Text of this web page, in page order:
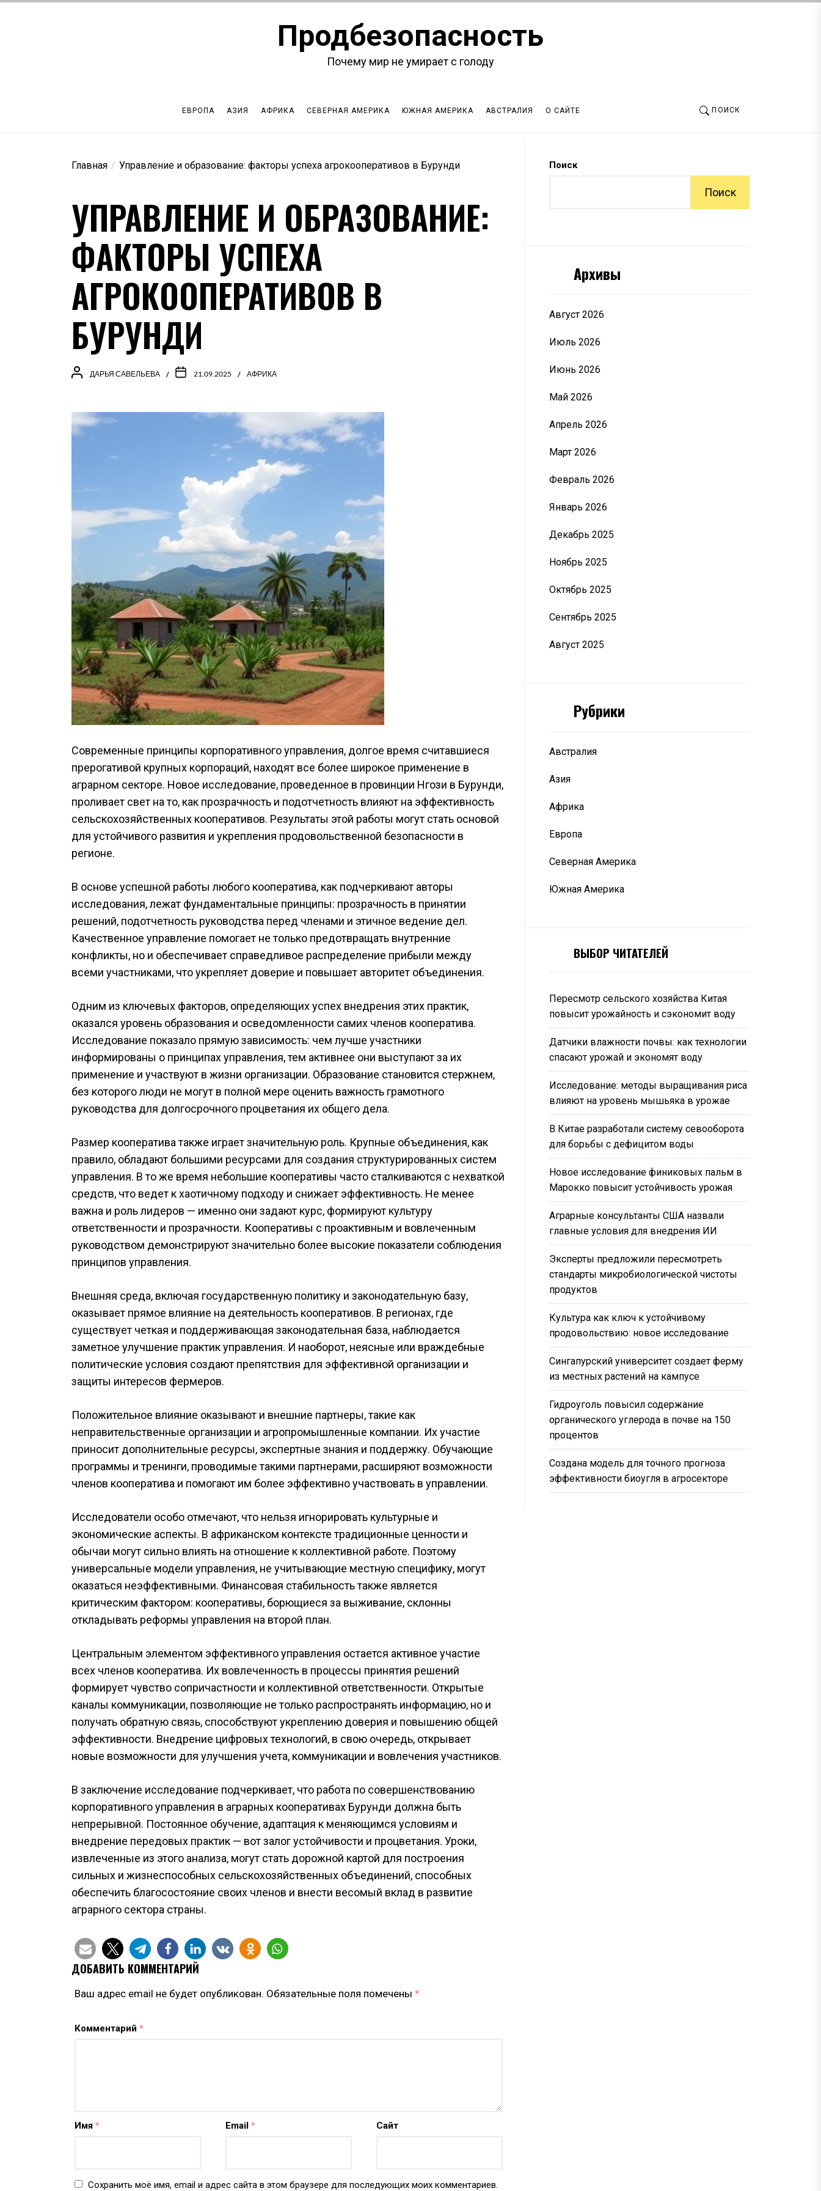
Продбезопасность
Почему мир не умирает с голоду
ЕВРОПА АЗИЯ АФРИКА СЕВЕРНАЯ АМЕРИКА ЮЖНАЯ АМЕРИКА АВСТРАЛИЯ О САЙТЕ ПОИСК
Главная Управление и образование: факторы успеха агрокооперативов в Бурунди
УПРАВЛЕНИЕ И ОБРАЗОВАНИЕ:
ФАКТОРЫ УСПЕХА
АГРОКООПЕРАТИВОВ В
БУРУНДИ
ДАРЬЯ САВЕЛЬЕВА 21.09.2025 АФРИКА
Современные принципы корпоративного управления, долгое время считавшиеся
прерогативой крупных корпораций, находят все более широкое применение в
аграрном секторе. Новое исследование, проведенное в провинции Нгози в Бурунди,
проливает свет на то, как прозрачность и подотчетность влияют на эффективность
сельскохозяйственных кооперативов. Результаты этой работы могут стать основой
для устойчивого развития и укрепления продовольственной безопасности в
регионе.
В основе успешной работы любого кооператива, как подчеркивают авторы
исследования, лежат фундаментальные принципы: прозрачность в принятии
решений, подотчетность руководства перед членами и этичное ведение дел.
Качественное управление помогает не только предотвращать внутренние
конфликты, но и обеспечивает справедливое распределение прибыли между
всеми участниками, что укрепляет доверие и повышает авторитет объединения.
Одним из ключевых факторов, определяющих успех внедрения этих практик,
оказался уровень образования и осведомленности самих членов кооператива.
Исследование показало прямую зависимость: чем лучше участники
информированы о принципах управления, тем активнее они выступают за их
применение и участвуют в жизни организации. Образование становится стержнем,
без которого люди не могут в полной мере оценить важность грамотного
руководства для долгосрочного процветания их общего дела.
Размер кооператива также играет значительную роль. Крупные объединения, как
правило, обладают большими ресурсами для создания структурированных систем
управления. В то же время небольшие кооперативы часто сталкиваются с нехваткой
средств, что ведет к хаотичному подходу и снижает эффективность. Не менее
важна и роль лидеров — именно они задают курс, формируют культуру
ответственности и прозрачности. Кооперативы с проактивным и вовлеченным
руководством демонстрируют значительно более высокие показатели соблюдения
принципов управления.
Внешняя среда, включая государственную политику и законодательную базу,
оказывает прямое влияние на деятельность кооперативов. В регионах, где
существует четкая и поддерживающая законодательная база, наблюдается
заметное улучшение практик управления. И наоборот, неясные или враждебные
политические условия создают препятствия для эффективной организации и
защиты интересов фермеров.
Положительное влияние оказывают и внешние партнеры, такие как
неправительственные организации и агропромышленные компании. Их участие
приносит дополнительные ресурсы, экспертные знания и поддержку. Обучающие
программы и тренинги, проводимые такими партнерами, расширяют возможности
членов кооператива и помогают им более эффективно участвовать в управлении.
Исследователи особо отмечают, что нельзя игнорировать культурные и
экономические аспекты. В африканском контексте традиционные ценности и
обычаи могут сильно влиять на отношение к коллективной работе. Поэтому
универсальные модели управления, не учитывающие местную специфику, могут
оказаться неэффективными. Финансовая стабильность также является
критическим фактором: кооперативы, борющиеся за выживание, склонны
откладывать реформы управления на второй план.
Центральным элементом эффективного управления остается активное участие
всех членов кооператива. Их вовлеченность в процессы принятия решений
формирует чувство сопричастности и коллективной ответственности. Открытые
каналы коммуникации, позволяющие не только распространять информацию, но и
получать обратную связь, способствуют укреплению доверия и повышению общей
эффективности. Внедрение цифровых технологий, в свою очередь, открывает
новые возможности для улучшения учета, коммуникации и вовлечения участников.
В заключение исследование подчеркивает, что работа по совершенствованию
корпоративного управления в аграрных кооперативах Бурунди должна быть
непрерывной. Постоянное обучение, адаптация к меняющимся условиям и
внедрение передовых практик — вот залог устойчивости и процветания. Уроки,
извлеченные из этого анализа, могут стать дорожной картой для построения
сильных и жизнеспособных сельскохозяйственных объединений, способных
обеспечить благосостояние своих членов и внести весомый вклад в развитие
аграрного сектора страны.
ДОБАВИТЬ КОММЕНТАРИЙ
Ваш адрес email не будет опубликован. Обязательные поля помечены *
Комментарий *
Имя * Email * Сайт
Сохранить моё имя, email и адрес сайта в этом браузере для последующих моих комментариев.
Поиск
Поиск
Архивы
Август 2026
Июль 2026
Июнь 2026
Май 2026
Апрель 2026
Март 2026
Февраль 2026
Январь 2026
Декабрь 2025
Ноябрь 2025
Октябрь 2025
Сентябрь 2025
Август 2025
Рубрики
Австралия
Азия
Африка
Европа
Северная Америка
Южная Америка
ВЫБОР ЧИТАТЕЛЕЙ
Пересмотр сельского хозяйства Китая
повысит урожайность и сэкономит воду
Датчики влажности почвы: как технологии
спасают урожай и экономят воду
Исследование: методы выращивания риса
влияют на уровень мышьяка в урожае
В Китае разработали систему севооборота
для борьбы с дефицитом воды
Новое исследование финиковых пальм в
Марокко повысит устойчивость урожая
Аграрные консультанты США назвали
главные условия для внедрения ИИ
Эксперты предложили пересмотреть
стандарты микробиологической чистоты
продуктов
Культура как ключ к устойчивому
продовольствию: новое исследование
Сингапурский университет создает ферму
из местных растений на кампусе
Гидроуголь повысил содержание
органического углерода в почве на 150
процентов
Создана модель для точного прогноза
эффективности биоугля в агросекторе